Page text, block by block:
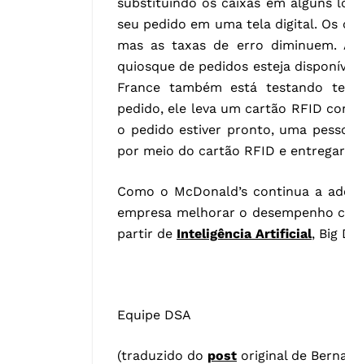
seu pedido em uma tela digital.
mas as taxas de erro
quiosque de pedidos esteja
France também está testando
pedido, ele leva um cartão RFID
o pedido estiver pronto, uma
por meio do cartão RFID e
Como o McDonald’s continua a
empresa melhorar o desempenho
partir de Inteligência Artificial, Big
Equipe DSA
(traduzido do post original de